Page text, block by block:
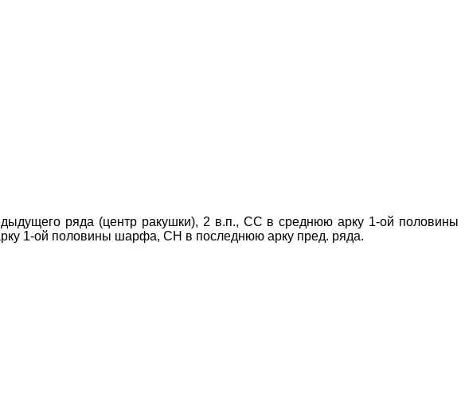
ряда (центр ракушки), 2 в.п., СС в среднюю арку 1-ой половины
1-ой половины шарфа, СН в последнюю арку пред. ряда.